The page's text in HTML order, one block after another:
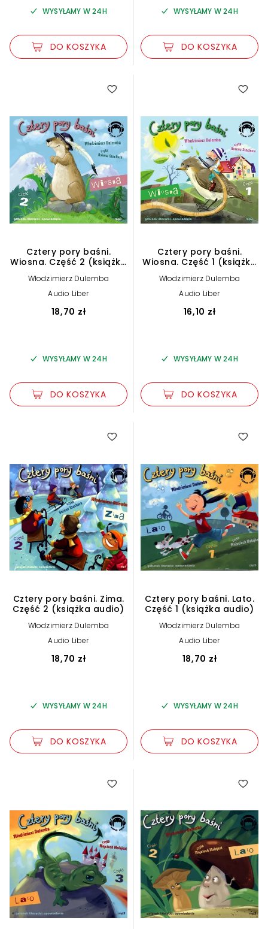
WYSYŁAMY W 24H
DO KOSZYKA
WYSYŁAMY W 24H
DO KOSZYKA
Cztery pory baśni.
Wiosna. Część 2 (książka
Włodzimierz Dulemba
Audio Liber
18,70 zł
WYSYŁAMY W 24H
DO KOSZYKA
Cztery pory baśni.
Wiosna. Część 1 (książka
Włodzimierz Dulemba
Audio Liber
16,10 zł
WYSYŁAMY W 24H
DO KOSZYKA
Cztery pory baśni. Zima.
Część 2 (książka audio)
Włodzimierz Dulemba
Audio Liber
18,70 zł
WYSYŁAMY W 24H
DO KOSZYKA
Cztery pory baśni. Lato.
Część 1 (książka audio)
Włodzimierz Dulemba
Audio Liber
18,70 zł
WYSYŁAMY W 24H
DO KOSZYKA